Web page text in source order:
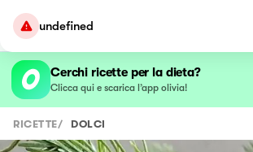
undefined
Cerchi ricette per la dieta?
Clicca qui e scarica l’app olivia!
RICETTE/ DOLCI